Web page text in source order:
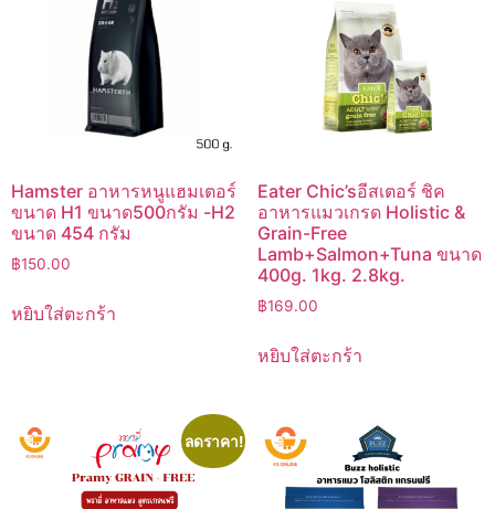
Hamster อาหารหนูแฮมเตอร์
ขนาด H1 ขนาด500กรัม -H2
ขนาด 454 กรัม
฿150.00
หยิบใส่ตะกร้า
Eater Chic’sอีสเตอร์ ชิค
อาหารแมวเกรด Holistic &
Grain-Free
Lamb+Salmon+Tuna ขนาด
400g. 1kg. 2.8kg.
฿169.00
หยิบใส่ตะกร้า
ลดราคา!